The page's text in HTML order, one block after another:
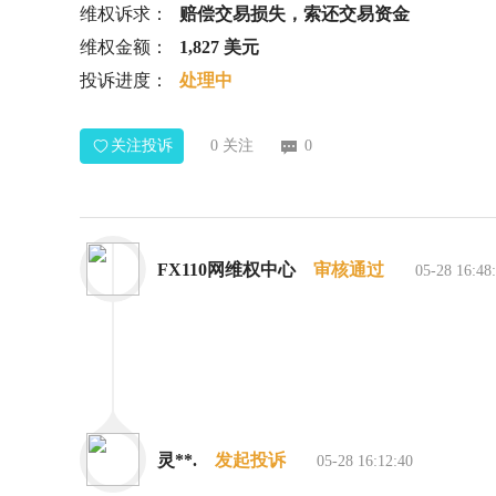
维权诉求：
赔偿交易损失，索还交易资金
维权金额：
1,827 美元
投诉进度：
处理中
关注投诉 0 关注 0
FX110网维权中心 审核通过 05-28
灵**. 发起投诉 05-28 16:12:40